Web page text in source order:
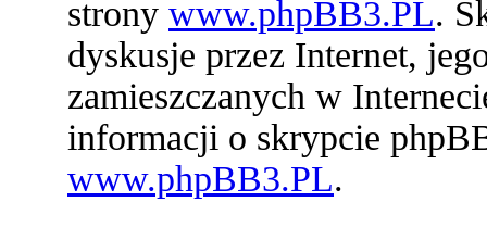
strony www.phpBB3.PL.
dyskusje przez Internet,
zamieszczanych w
informacji o skrypcie
www.phpBB3.PL.